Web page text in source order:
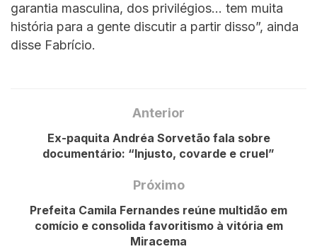
garantia masculina, dos privilégios… tem muita
história para a gente discutir a partir disso”, ainda
disse Fabrício.
Anterior
Ex-paquita Andréa Sorvetão fala sobre
documentário: “Injusto, covarde e cruel”
Próximo
Prefeita Camila Fernandes reúne multidão em
comício e consolida favoritismo à vitória em
Miracema